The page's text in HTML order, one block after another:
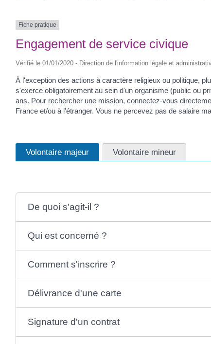
Fiche pratique
Engagement de service civique
Vérifié le 01/01/2020 - Direction de l'information légale et
À l'exception des actions à caractère religieux ou politique,
s'exerce obligatoirement au sein d'un organisme (public ou
ans. Pour rechercher une mission, connectez-vous
France et/ou à l'étranger. Vous ne percevez pas de salaire
Volontaire majeur Volontaire mineur
De quoi s'agit-il ?
Qui est concerné ?
Comment s'inscrire ?
Délivrance d'une carte
Signature d'un contrat